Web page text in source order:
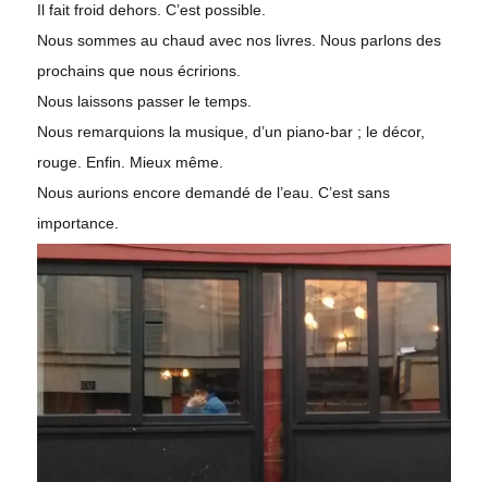
Il fait froid dehors. C’est possible.
Nous sommes au chaud avec nos livres. Nous parlons des
prochains que nous écririons.
Nous laissons passer le temps.
Nous remarquions la musique, d’un piano-bar ; le décor,
rouge. Enfin. Mieux même.
Nous aurions encore demandé de l’eau. C’est sans
importance.